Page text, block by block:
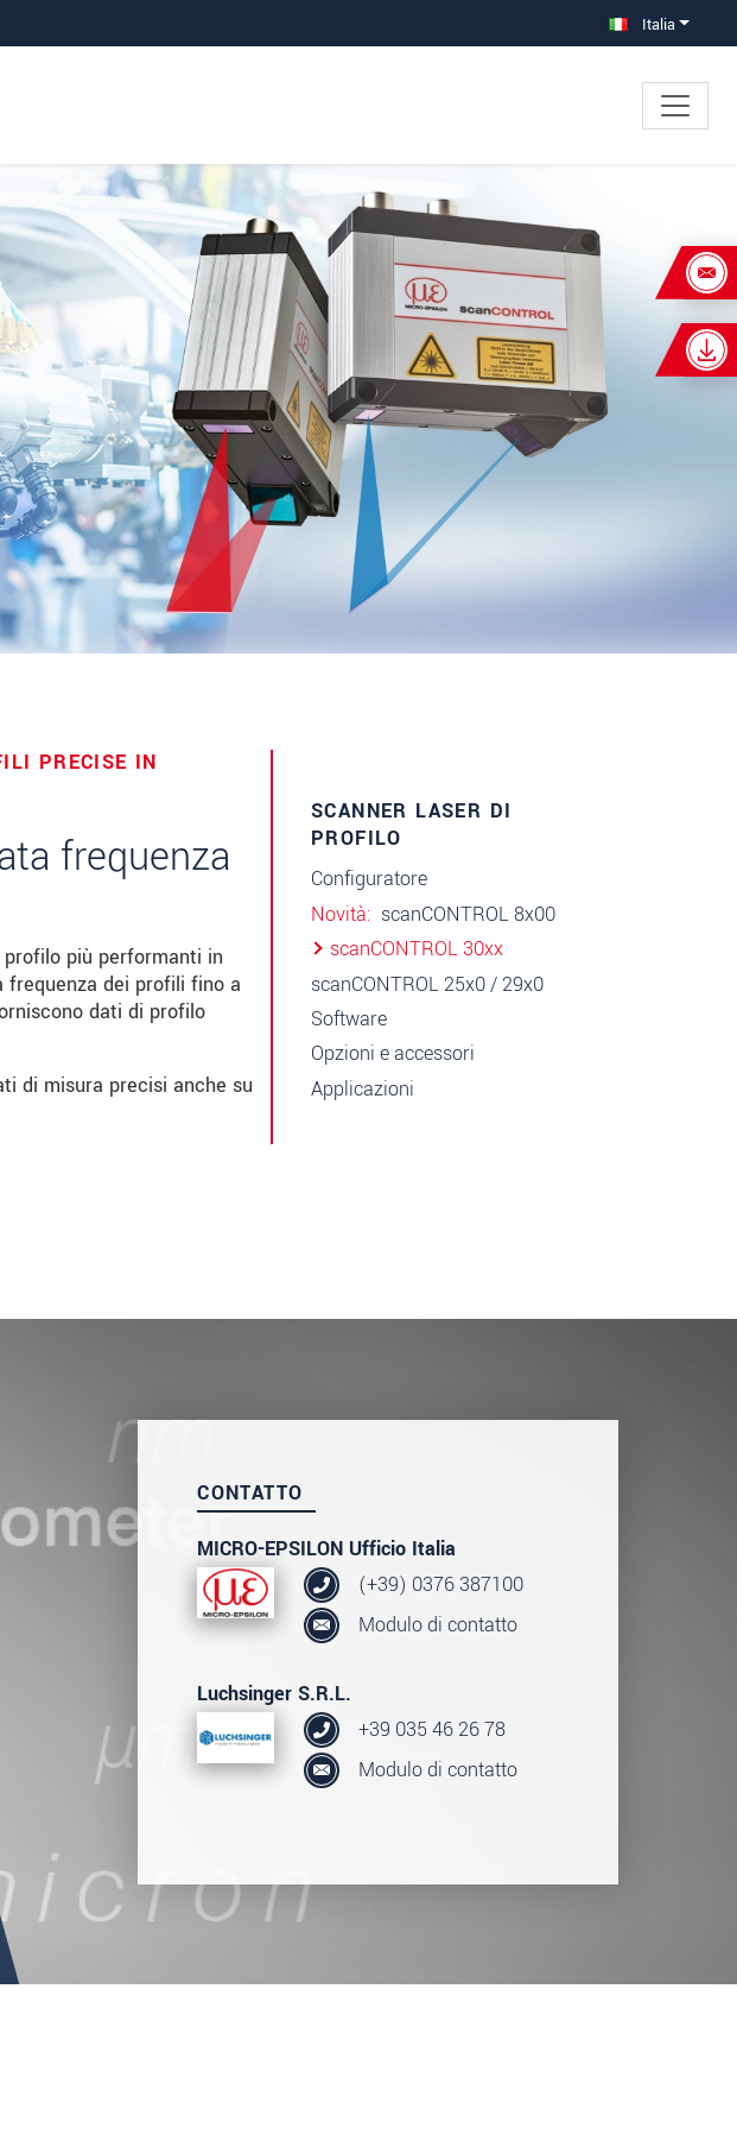
Italia
PRECISE IN
frequenza
profilo più performanti in
frequenza dei profili fino a
dati di profilo
di misura precisi anche su
SCANNER LASER DI
PROFILO
Configuratore
Novità
scanCONTROL 8x00
scanCONTROL 30xx
scanCONTROL 25x0 / 29x0
Software
Opzioni e accessori
Applicazioni
CONTATTO
MICRO-EPSILON Ufficio Italia
(+39) 0376 387100
Modulo di contatto
Luchsinger S.R.L.
+39 035 46 26 78
Modulo di contatto
×